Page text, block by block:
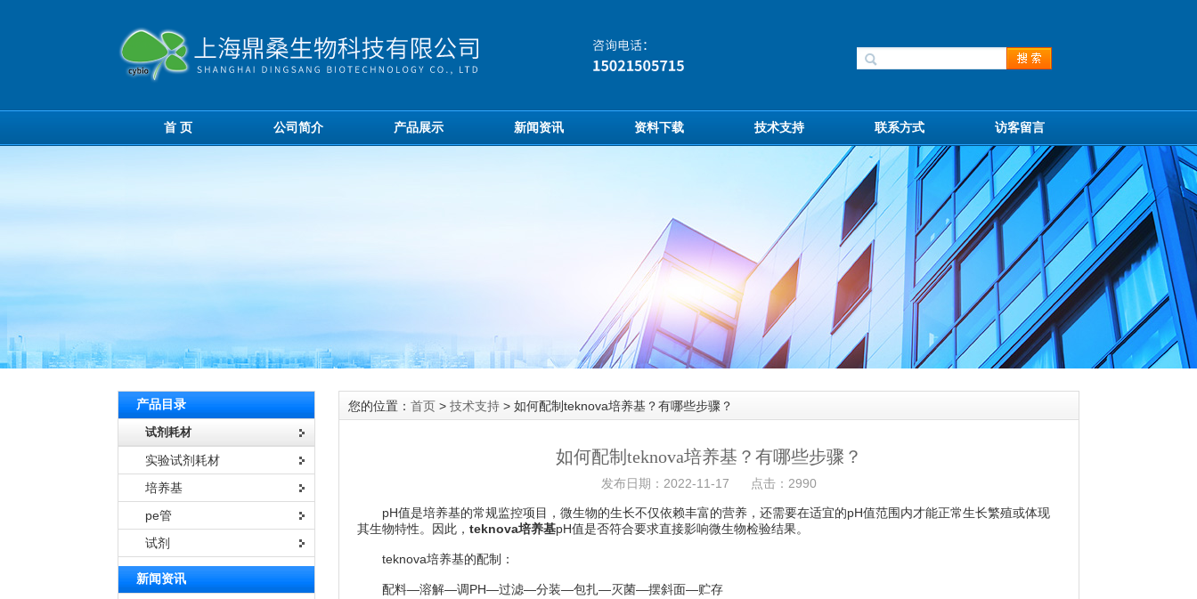
首 页 公司简介 产品展示 新闻资讯 资料下载 技术支持 联系方式 访客留言
产品目录
试剂耗材
实验试剂耗材
培养基
pe管
试剂
新闻资讯
您的位置： 首页 > 技术支持 > 如何配制teknova培养基？有哪些步骤？
如何配制teknova培养基？有哪些步骤？
发布日期：2022-11-17 点击：2990
pH值是培养基的常规监控项目，微生物的生长不仅依赖丰富的营养，还需要在适宜的pH值范围内才能正常生长繁殖或体现
其生物特性。因此， teknova培养基pH值是否符合要求直接影响微生物检验结果。
teknova培养基的配制：
配料—溶解—调PH—过滤—分装—包扎—灭菌—摆斜面—贮存